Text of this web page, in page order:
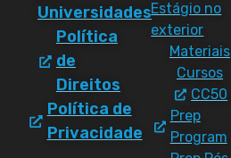
Universidades
Política
de
Direitos
Política de
Privacidade
Estágio no
exterior
Materiais
Cursos
CC50
Prep
Program